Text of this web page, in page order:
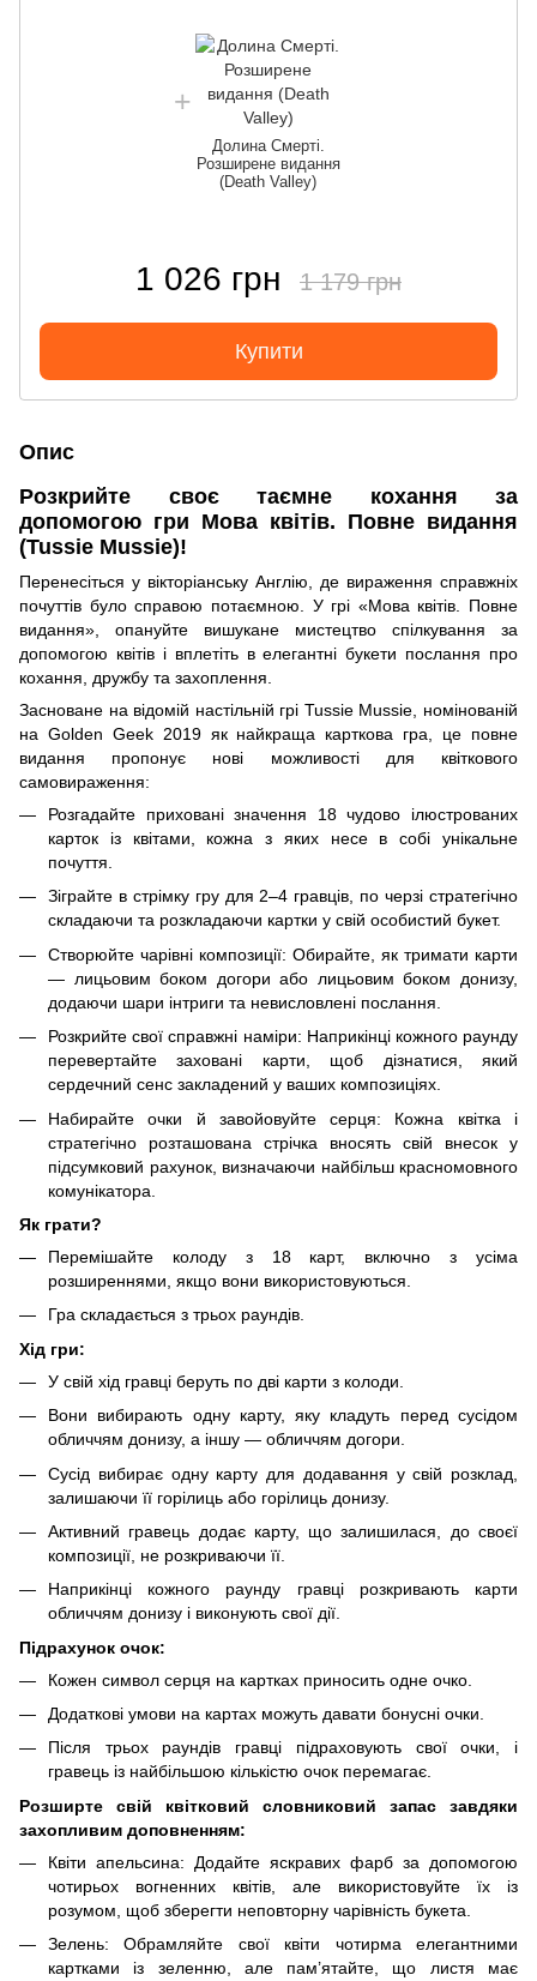
Долина Смерті.
Розширене видання
(Death Valley)
1 026 грн 1 179 грн
Купити
Опис
Розкрийте своє таємне кохання за
допомогою гри Мова квітів. Повне видання
(Tussie Mussie)!
Перенесіться у вікторіанську Англію, де вираження справжніх
почуттів було справою потаємною. У грі «Мова квітів. Повне
видання», опануйте вишукане мистецтво спілкування за
допомогою квітів і вплетіть в елегантні букети послання про
кохання, дружбу та захоплення.
Засноване на відомій настільній грі Tussie Mussie, номінованій
на Golden Geek 2019 як найкраща карткова гра, це повне
видання пропонує нові можливості для квіткового
самовираження:
Розгадайте приховані значення 18 чудово ілюстрованих
карток із квітами, кожна з яких несе в собі унікальне
почуття.
Зіграйте в стрімку гру для 2–4 гравців, по черзі стратегічно
складаючи та розкладаючи картки у свій особистий букет.
Створюйте чарівні композиції: Обирайте, як тримати карти
— лицьовим боком догори або лицьовим боком донизу,
додаючи шари інтриги та невисловлені послання.
Розкрийте свої справжні наміри: Наприкінці кожного раунду
перевертайте заховані карти, щоб дізнатися, який
сердечний сенс закладений у ваших композиціях.
Набирайте очки й завойовуйте серця: Кожна квітка і
стратегічно розташована стрічка вносять свій внесок у
підсумковий рахунок, визначаючи найбільш красномовного
комунікатора.
Як грати?
Перемішайте колоду з 18 карт, включно з усіма
розширеннями, якщо вони використовуються.
Гра складається з трьох раундів.
Хід гри:
У свій хід гравці беруть по дві карти з колоди.
Вони вибирають одну карту, яку кладуть перед сусідом
обличчям донизу, а іншу — обличчям догори.
Сусід вибирає одну карту для додавання у свій розклад,
залишаючи її горілиць або горілиць донизу.
Активний гравець додає карту, що залишилася, до своєї
композиції, не розкриваючи її.
Наприкінці кожного раунду гравці розкривають карти
обличчям донизу і виконують свої дії.
Підрахунок очок:
Кожен символ серця на картках приносить одне очко.
Додаткові умови на картах можуть давати бонусні очки.
Після трьох раундів гравці підраховують свої очки, і
гравець із найбільшою кількістю очок перемагає.
Розширте свій квітковий словниковий запас завдяки
захопливим доповненням:
Квіти апельсина: Додайте яскравих фарб за допомогою
чотирьох вогненних квітів, але використовуйте їх із
розумом, щоб зберегти неповторну чарівність букета.
Зелень: Обрамляйте свої квіти чотирма елегантними
картками із зеленню, але пам’ятайте, що листя має